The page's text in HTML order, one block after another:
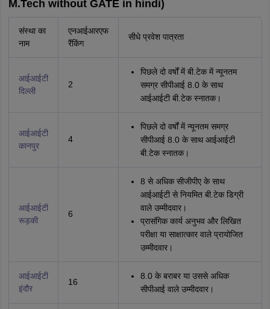
M.Tech without GATE in hindi)
संस्था का
नाम
एनआईआरएफ
रैंकिंग
सीधे प्रवेश पात्रता
आईआईटी
दिल्ली
2
पिछले दो वर्षों में बी.टेक में न्यूनतम
समग्र सीपीआई 8.0 के साथ
आईआईटी बी.टेक स्नातक।
आईआईटी
कानपुर
4
पिछले दो वर्षों में न्यूनतम समग्र
सीपीआई 8.0 के साथ आईआईटी
बी.टेक स्नातक।
आईआईटी
रूड़की
6
8 से अधिक सीजीपीए के साथ
आईआईटी से नियमित बी.टेक डिग्री
वाले उम्मीदवार।
प्रासंगिक कार्य अनुभव और लिखित
परीक्षा या साक्षात्कार वाले प्रायोजित
उम्मीदवार।
आईआईटी
इंदौर
16
8.0 के बराबर या उससे अधिक
सीपीआई वाले उम्मीदवार।